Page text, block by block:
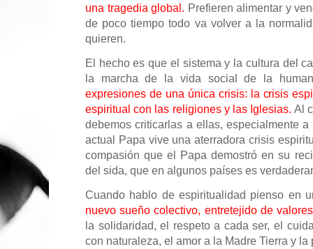
una tragedia global. Prefieren alimentar y
de poco tiempo todo va volver a la
quieren.
El hecho es que el sistema y la cultura del
la marcha de la vida social de la
expresiones de una única crisis: la crisis
espiritual con las religiones y las Iglesias. Al
debemos criticarlas a ellas, especialmente
actual Papa vive una aterradora crisis
compasión que el Papa demostró en su
del sida, que en algunos países es
Cuando hablo de espiritualidad pienso en
nuevo sueño colectivo, entretejido de
la solidaridad, el respeto a cada ser, el
con naturaleza, el amor a la Madre Tierra y